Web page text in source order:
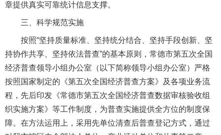
章提供真实可靠统计信息支撑。
三、科学规范实施
按照“坚持质量标准、坚持统分结合、坚持手段创新、坚
持协作共享、坚持依法普查”的基本原则，常德市第五次全国
经济普查领导小组办公室（以下简称领导小组办公室）严格
按照国家制定的《第五次全国经济普查方案》及各项业务流
程，先后印发《常德市第五次全国经济普查数据审核验收组
织实施方案》等工作制度，为普查实施提供全方位的制度保
障。在方法运用上，采用先单位清查后普查登记方式，通过